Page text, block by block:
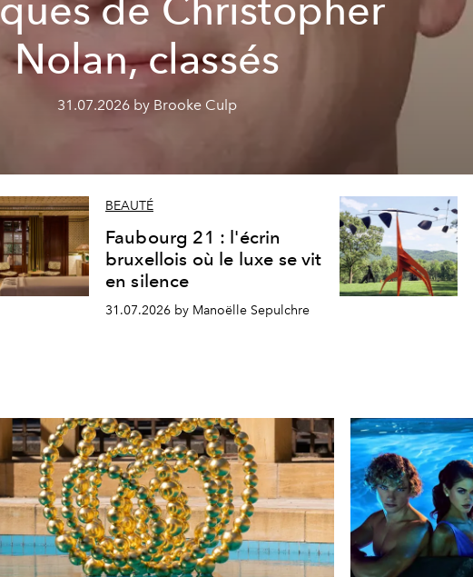
de Christopher
Nolan, classés
31.07.2026 by Brooke Culp
BEAUTÉ
Faubourg 21 : l'écrin
bruxellois où le luxe se vit
en silence
31.07.2026 by Manoëlle Sepulchre